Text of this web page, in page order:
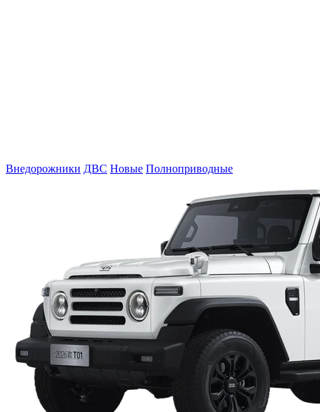
Внедорожники ДВС Новые Полноприводные